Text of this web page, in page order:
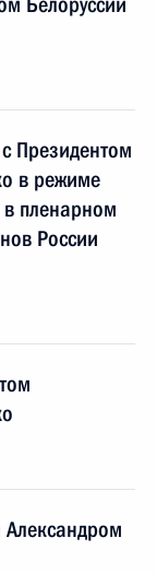
Президентом
в режиме
в пленарном
России
Александром